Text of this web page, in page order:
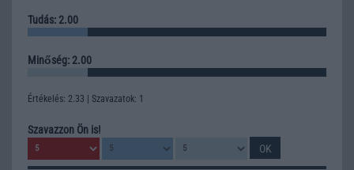
Tudás: 2.00
Minőség: 2.00
Értékelés: 2.33 | Szavazatok: 1
Szavazzon Ön is!